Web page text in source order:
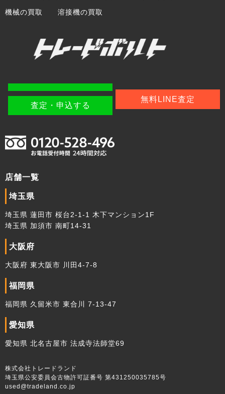
査定・申込する
無料LINE査定
店舗一覧
埼玉県
埼玉県 蓮田市 桜台2-1-1 木下マンション1F
埼玉県 加須市 南町14-31
大阪府
大阪府 東大阪市 川田4-7-8
福岡県
福岡県 久留米市 東合川 7-13-47
愛知県
愛知県 北名古屋市 法成寺法師堂69
株式会社トレードランド
埼玉県公安委員会古物許可証番号 第431250035785号
used@tradeland.co.jp
機械の買取 溶接機の買取